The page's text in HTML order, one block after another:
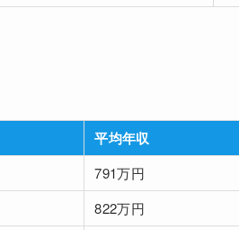
平均年収
791万円
822万円